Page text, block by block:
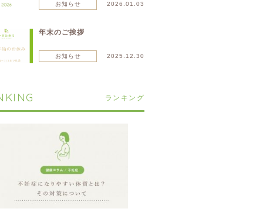
お知らせ 2026.01.03
年末のご挨拶
お知らせ 2025.12.30
ランキング